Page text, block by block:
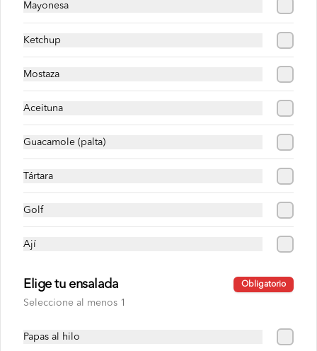
S/ 26.00
Pan roseta o yema, chuleta, pollo
deshilachado, cremas , ensaladas, papas
Pan roseta o yema, lechon, pavo, cremas
, ensaladas, papas al hilo a elección.
Mayonesa
Ketchup
Mostaza
Aceituna
Guacamole (palta)
Tártara
Golf
Ají
Elige tu ensalada Obligatorio
Seleccione al menos 1
Papas al hilo